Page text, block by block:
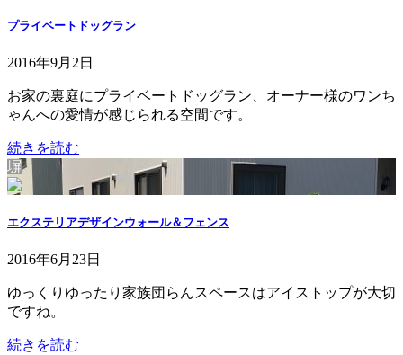
プライベートドッグラン
2016年9月2日
お家の裏庭にプライベートドッグラン、オーナー様のワンち
ゃんへの愛情が感じられる空間です。
続きを読む
塀
エクステリアデザインウォール＆フェンス
2016年6月23日
ゆっくりゆったり家族団らんスペースはアイストップが大切
ですね。
続きを読む